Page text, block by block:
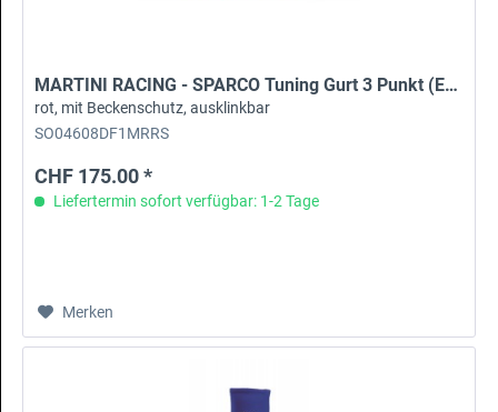
MARTINI RACING - SPARCO Tuning Gurt 3 Punkt (ECE)
rot, mit Beckenschutz, ausklinkbar
SO04608DF1MRRS
CHF 175.00 *
Liefertermin sofort verfügbar: 1-2 Tage
Merken